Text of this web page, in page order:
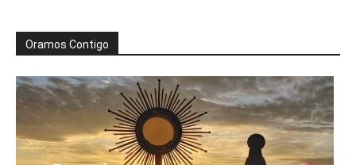
Oramos Contigo